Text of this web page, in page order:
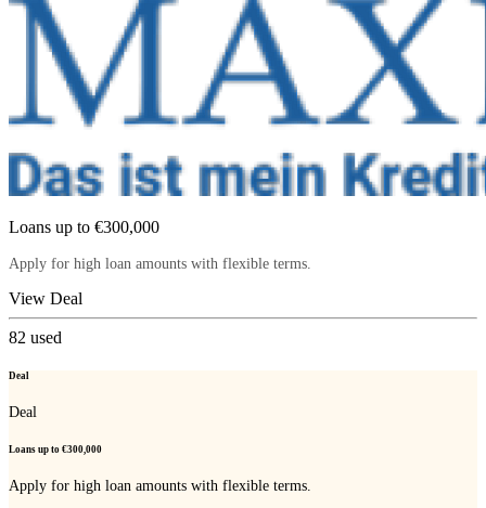
Loans up to €300,000
Apply for high loan amounts with flexible terms.
View Deal
82 used
Deal
Deal
Loans up to €300,000
Apply for high loan amounts with flexible terms.